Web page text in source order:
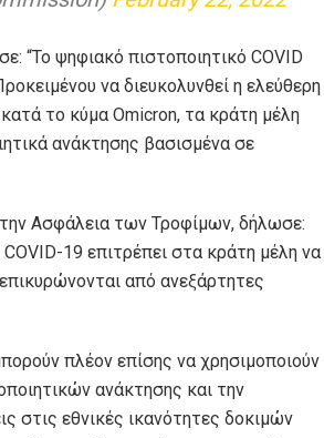
“Το ψηφιακό πιστοποιητικό COVID
να διευκολυνθεί η ελεύθερη
το κύμα Omicron, τα κράτη μέλη
ανάκτησης βασισμένα σε
την Ασφάλεια των Τροφίμων, δήλωσε:
19 επιτρέπει στα κράτη μέλη να
από ανεξάρτητες
πλέον επίσης να χρησιμοποιούν
ανάκτησης και την
στις εθνικές ικανότητες δοκιμών